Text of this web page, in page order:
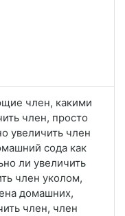
член, какими
член, просто
увеличить член
сода как
ли увеличить
член уколом,
домашних,
член, член